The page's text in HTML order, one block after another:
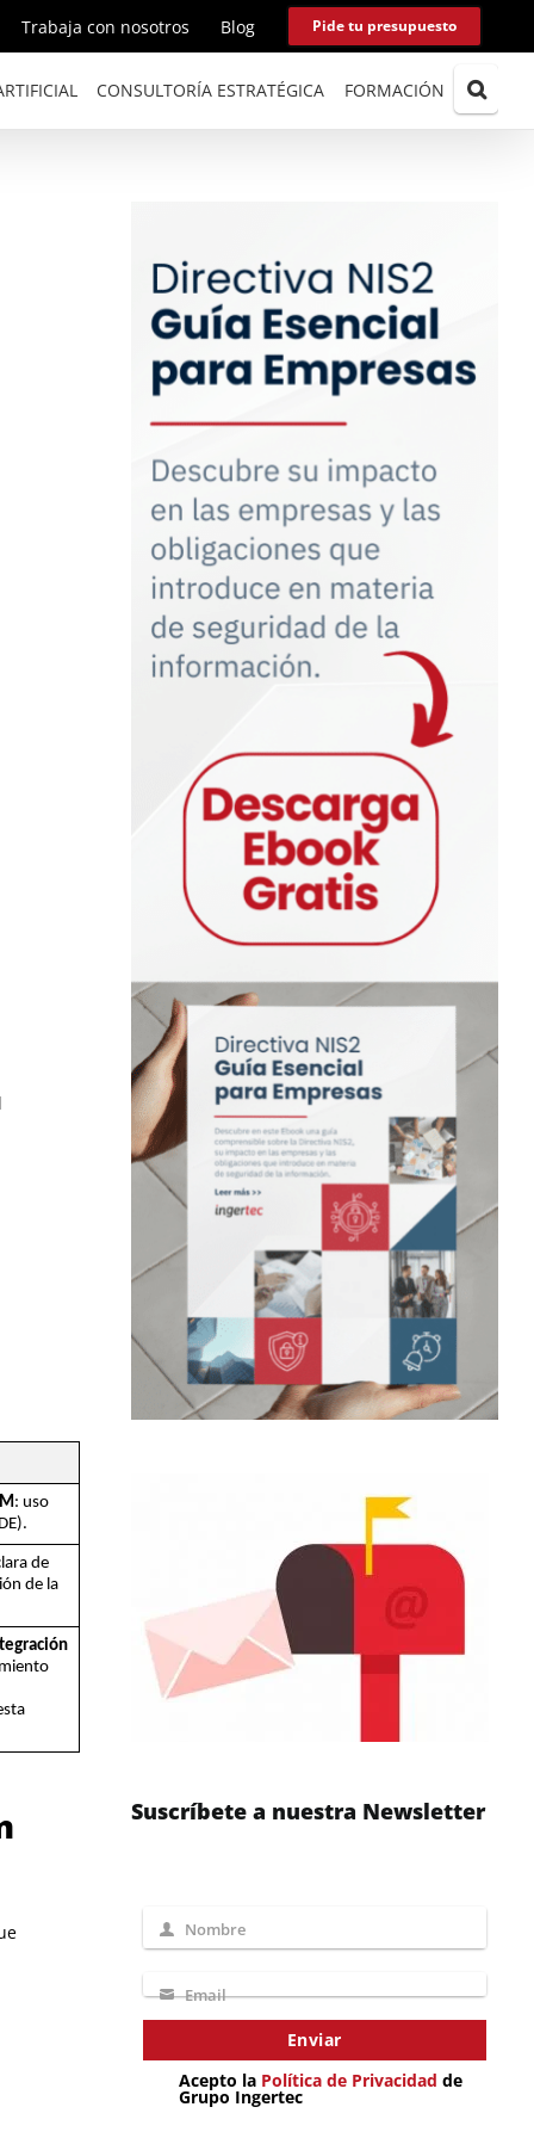
Trabaja con nosotros Blog Pide tu presupuesto
CONSULTORÍA ESTRATÉGICA FORMACIÓN
: uso
de
de la
Suscríbete a nuestra Newsletter
NombreNombre
EmailEmail
Enviar
Acepto la Política de Privacidad de
Grupo Ingertec